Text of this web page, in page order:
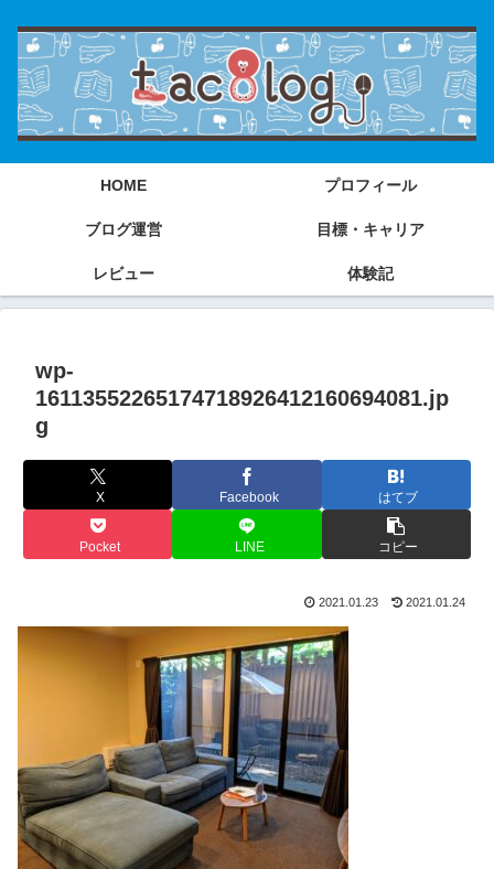
HOME プロフィール
ブログ運営 目標・キャリア
レビュー 体験記
wp-
16113552265174718926412160694081.jp
g
X Facebook はてブ
Pocket LINE コピー
2021.01.23 2021.01.24